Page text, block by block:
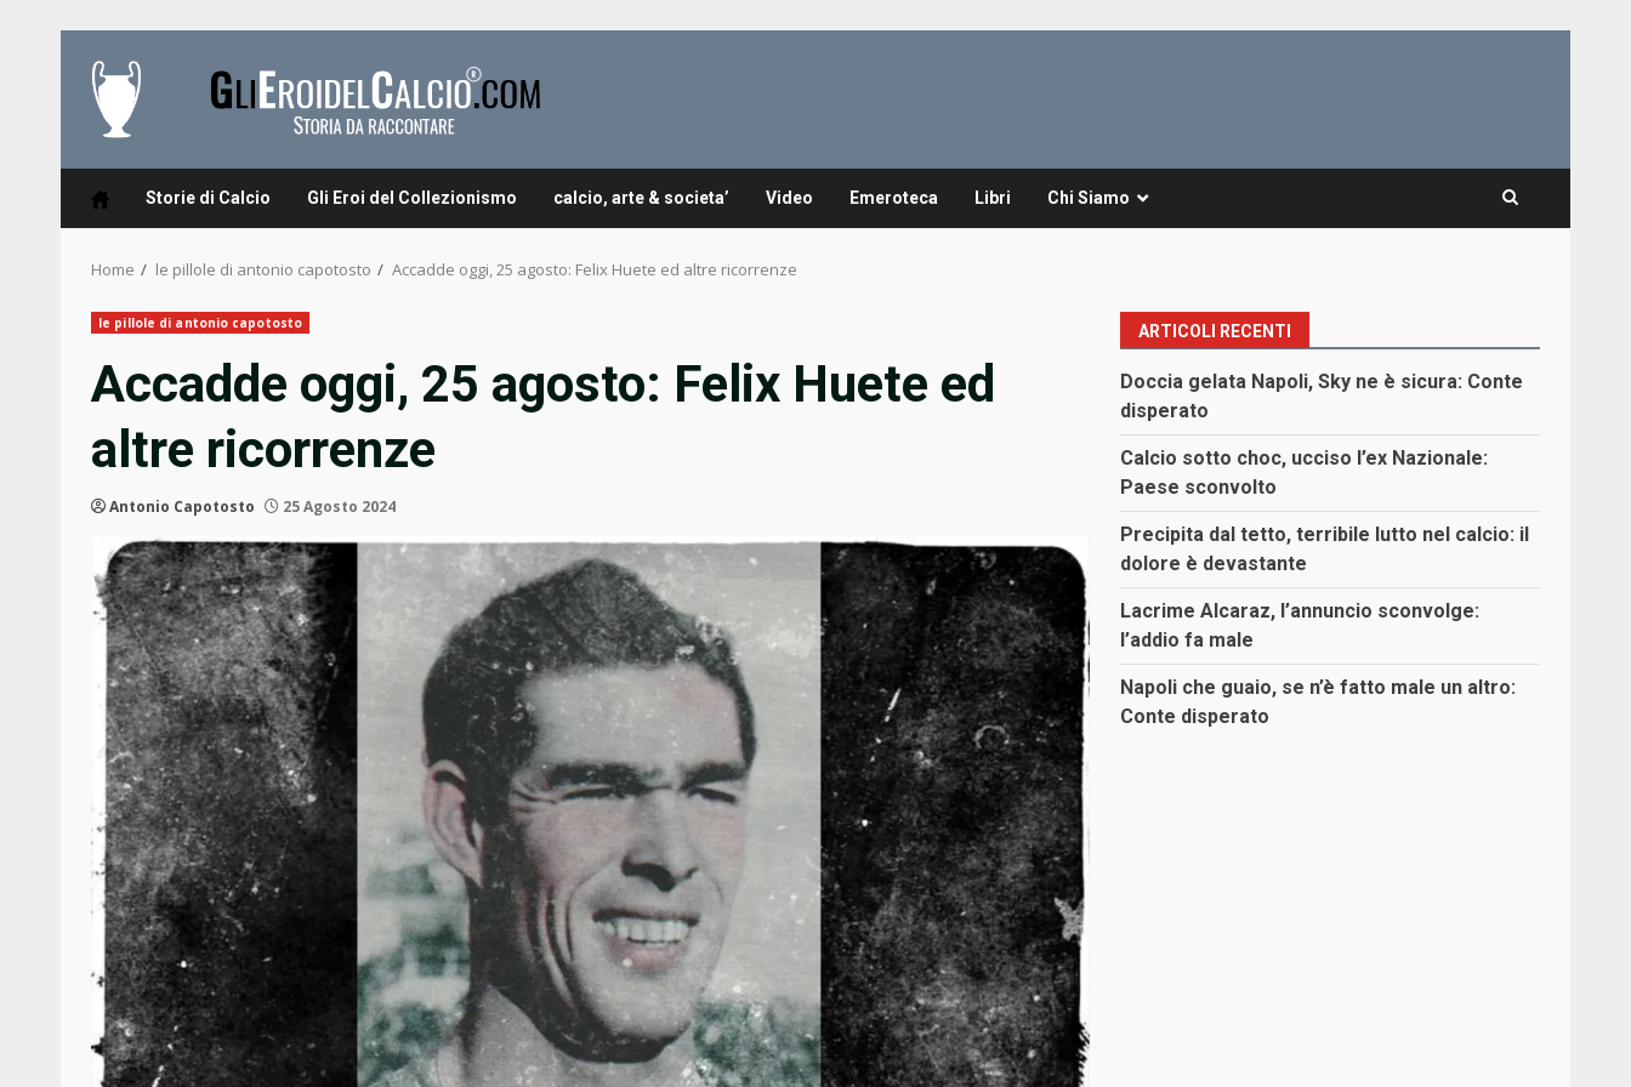
content
Storie di Calcio Gli Eroi del Collezionismo calcio, arte & societa’ Video Emeroteca Libri Chi Siamo
Home le pillole di antonio capotosto Accadde oggi, 25 agosto: Felix Huete ed altre ricorrenze
le pillole di antonio capotosto
Accadde oggi, 25 agosto: Felix Huete ed
altre ricorrenze
Antonio Capotosto 25 Agosto 2024
ARTICOLI RECENTI
Doccia gelata Napoli, Sky ne è sicura: Conte
disperato
Calcio sotto choc, ucciso l’ex Nazionale:
Paese sconvolto
Precipita dal tetto, terribile lutto nel calcio: il
dolore è devastante
Lacrime Alcaraz, l’annuncio sconvolge:
l’addio fa male
Napoli che guaio, se n’è fatto male un altro:
Conte disperato